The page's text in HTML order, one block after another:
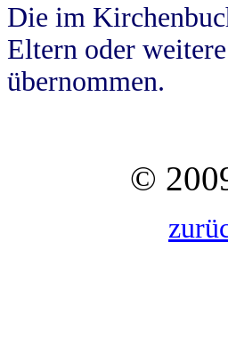
Die im
Eltern oder
übernommen.
©